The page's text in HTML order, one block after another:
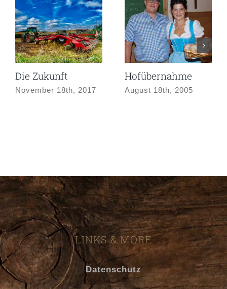
Die Zukunft
November 18th, 2017
Hofübernahme
August 18th, 2005
LINKS & MORE
Datenschutz